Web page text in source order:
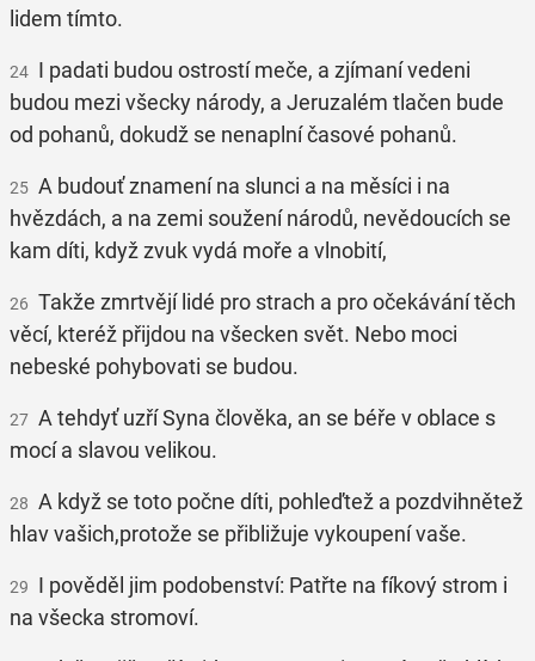
lidem tímto.
24 I padati budou ostrostí meče, a zjímaní vedeni
budou mezi všecky národy, a Jeruzalém tlačen bude
od pohanů, dokudž se nenaplní časové pohanů.
25 A budouť znamení na slunci a na měsíci i na
hvězdách, a na zemi soužení národů, nevědoucích se
kam díti, když zvuk vydá moře a vlnobití,
26 Takže zmrtvějí lidé pro strach a pro očekávání těch
věcí, kteréž přijdou na všecken svět. Nebo moci
nebeské pohybovati se budou.
27 A tehdyť uzří Syna člověka, an se béře v oblace s
mocí a slavou velikou.
28 A když se toto počne díti, pohleďtež a pozdvihnětež
hlav vašich,protože se přibližuje vykoupení vaše.
29 I pověděl jim podobenství: Patřte na fíkový strom i
na všecka stromoví.